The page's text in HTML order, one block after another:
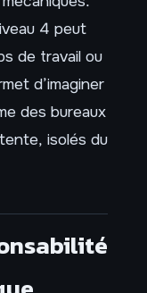
4 peut
de travail ou
d’imaginer
des bureaux
isolés du